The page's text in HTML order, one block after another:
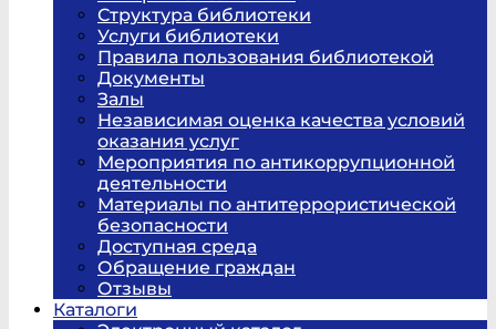
Структура библиотеки
Услуги библиотеки
Правила пользования библиотекой
Документы
Залы
Независимая оценка качества условий
оказания услуг
Мероприятия по антикоррупционной
деятельности
Материалы по антитеррористической
безопасности
Доступная среда
Обращение граждан
Отзывы
Каталоги